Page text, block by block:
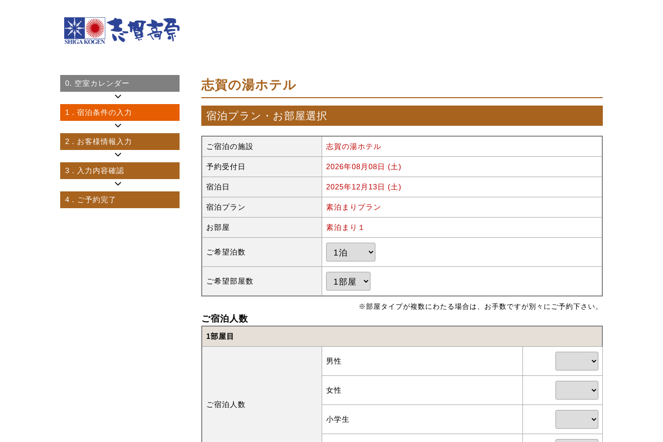
0. 空室カレンダー
1 . 宿泊条件の入力
2 . お客様情報入力
3 . 入力内容確認
4 . ご予約完了
志賀の湯ホテル
宿泊プラン・お部屋選択
ご宿泊の施設 志賀の湯ホテル
予約受付日 2026年08月08日 (土)
宿泊日 2025年12月13日 (土)
宿泊プラン 素泊まりプラン
お部屋 素泊まり１
ご希望泊数
ご希望部屋数
※部屋タイプが複数にわたる場合は、お手数ですが別々にご予約下さい。
ご宿泊人数
1部屋目
ご宿泊人数
男性
女性
小学生